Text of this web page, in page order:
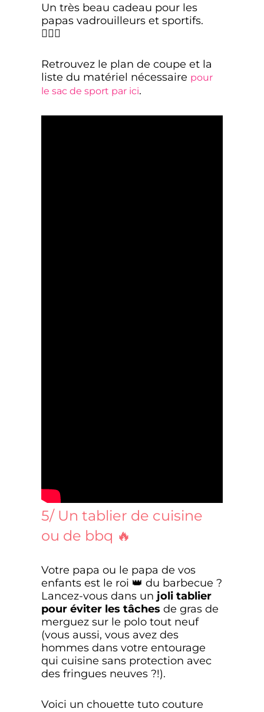
Un très beau cadeau pour les
papas vadrouilleurs et sportifs.
🤾🏻‍♂️
Retrouvez le plan de coupe et la
liste du matériel nécessaire pour
le sac de sport par ici.
5/ Un tablier de cuisine
ou de bbq 🔥
Votre papa ou le papa de vos
enfants est le roi 👑 du barbecue ?
Lancez-vous dans un joli tablier
pour éviter les tâches de gras de
merguez sur le polo tout neuf
(vous aussi, vous avez des
hommes dans votre entourage
qui cuisine sans protection avec
des fringues neuves ?!).
Voici un chouette tuto couture